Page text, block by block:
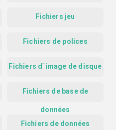
Fichiers jeu
Fichiers de polices
Fichiers d`image de disque
Fichiers de base de
données
Fichiers de données